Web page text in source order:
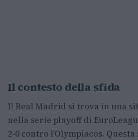
Il contesto della sfida
Il Real Madrid si trova in una
nella serie playoff di
2-0 contro l’Olympiacos.